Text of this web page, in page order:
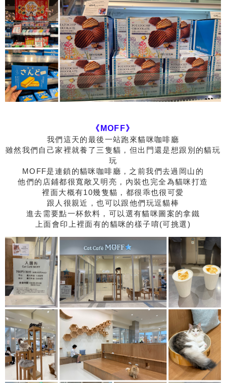
《MOFF》
我們這天的最後一站跑來貓咪咖啡廳
雖然我們自己家裡就養了三隻貓，但出門還是想跟別的貓玩
玩
MOFF是連鎖的貓咪咖啡廳，之前我們去過岡山的
他們的店鋪都很寬敞又明亮，內裝也完全為貓咪打造
裡面大概有10幾隻貓，都很乖也很可愛
跟人很親近，也可以跟他們玩逗貓棒
進去需要點一杯飲料，可以選有貓咪圖案的拿鐵
上面會印上裡面有的貓咪的樣子唷(可挑選)